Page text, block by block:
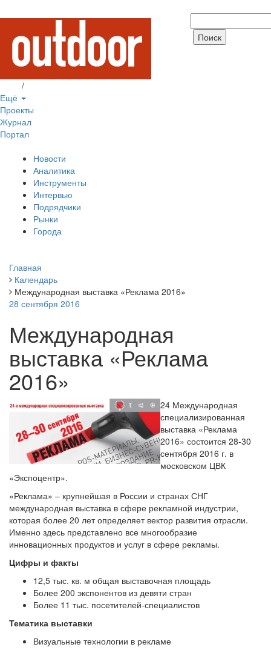
/
Ещё
Проекты
Журнал
Портал
Новости
Аналитика
Инструменты
Интервью
Подрядчики
Рынки
Города
Главная
Календарь
Международная выставка «Реклама 2016»
28 сентября 2016
Международная
выставка «Реклама
2016»
24 Международная
специализированная
выставка «Реклама
2016» состоится 28-30
сентября 2016 г. в
московском ЦВК
«Экспоцентр».
«Реклама» – крупнейшая в России и странах СНГ
международная выставка в сфере рекламной индустрии,
которая более 20 лет определяет вектор развития отрасли.
Именно здесь представлено все многообразие
инновационных продуктов и услуг в сфере рекламы.
Цифры и факты
12,5 тыс. кв. м общая выставочная площадь
Более 200 экспонентов из девяти стран
Более 11 тыс. посетителей-специалистов
Тематика выставки
Визуальные технологии в рекламе